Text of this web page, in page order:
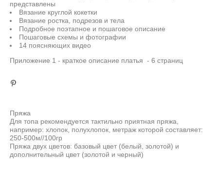
представлены
Вязание круглой кокетки
Вязание ростка, подрезов и тела
Подробное поэтапное и пошаговое описание
Пошаговые схемы и фотографии
14 поясняющих видео
Приложение 1 - краткое описание платья - 6 страниц
Пряжа
Для топа рекомендуется тактильно приятная пряжа,
например: хлопок, полухлопок, метраж которой составляет:
250-500м//100гр
Пряжа двух цветов: базовый цвет (белый, золотой) и
дополнительный цвет (золотой и черный)